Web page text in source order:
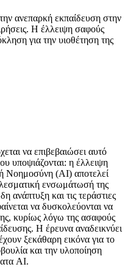
ανεπαρκή εκπαίδευση στην
Η έλλειψη σαφούς
για την υιοθέτηση της
να επιβεβαιώσει αυτό
υποψιάζονται: η έλλειψη
Νοημοσύνη (AI) αποτελεί
ενσωμάτωσή της
ανάπτυξη και τις τεράστιες
να δυσκολεύονται να
κυρίως λόγω της ασαφούς
Η έρευνα αναδεικνύει
ξεκάθαρη εικόνα για το
και την υλοποίηση
AI.